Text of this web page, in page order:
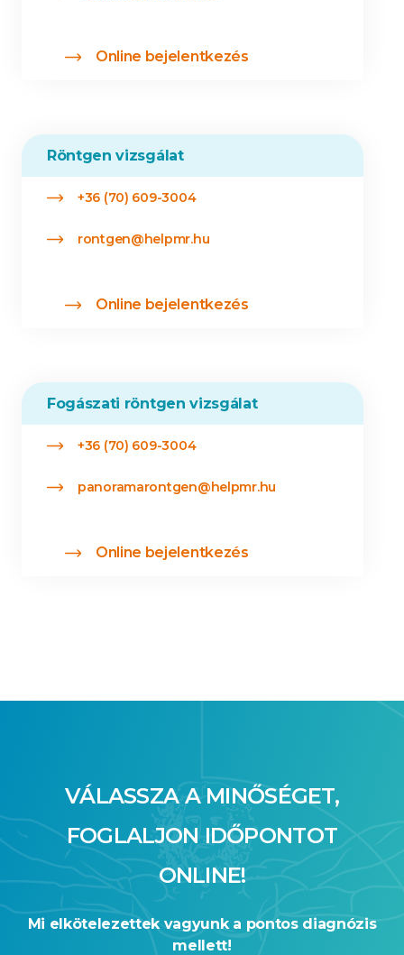
Online bejelentkezés
Röntgen vizsgálat
+36 (70) 609-3004
rontgen@helpmr.hu
Online bejelentkezés
Fogászati röntgen vizsgálat
+36 (70) 609-3004
panoramarontgen@helpmr.hu
Online bejelentkezés
VÁLASSZA A MINŐSÉGET,
FOGLALJON IDŐPONTOT
ONLINE!
Mi elkötelezettek vagyunk a pontos diagnózis
mellett!